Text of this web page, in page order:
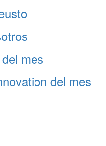
mes
del mes